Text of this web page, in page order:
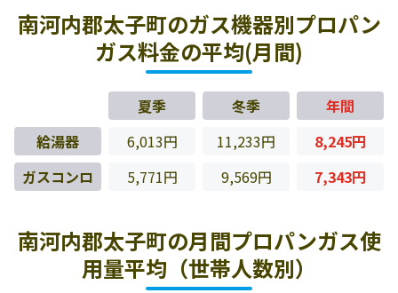
南河内郡太子町のガス機器別プロパン
ガス料金の平均(月間)
夏季 冬季
年間
給湯器
6,013円 11,233円
8,245円
ガスコンロ
5,771円 9,569円 7,343円
南河内郡太子町の月間プロパンガス使
用量平均（世帯人数別）